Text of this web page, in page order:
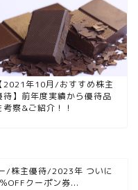
【2021年10月/おすすめ株主
待】前年度実績から優待品
考察&ご紹介！！
/株主優待/2023年 ついに
OFFクーポン券...